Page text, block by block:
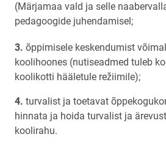
(Märjamaa vald ja selle
pedagoogide juhendamisel;
õppimisele keskendumist
koolihoones (nutiseadmed tuleb
koolikotti hääletule režiimile);
turvalist ja toetavat
hinnata ja hoida turvalist ja
koolirahu.